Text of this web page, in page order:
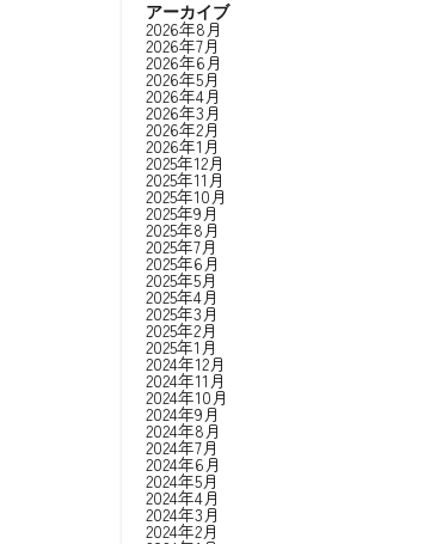
アーカイブ
2026年8月
2026年7月
2026年6月
2026年5月
2026年4月
2026年3月
2026年2月
2026年1月
2025年12月
2025年11月
2025年10月
2025年9月
2025年8月
2025年7月
2025年6月
2025年5月
2025年4月
2025年3月
2025年2月
2025年1月
2024年12月
2024年11月
2024年10月
2024年9月
2024年8月
2024年7月
2024年6月
2024年5月
2024年4月
2024年3月
2024年2月